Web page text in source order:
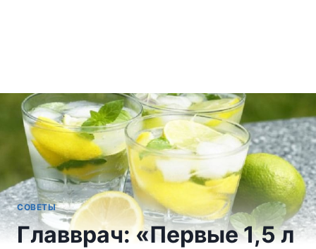
СОВЕТЫ
Главврач: «Первые 1,5 л